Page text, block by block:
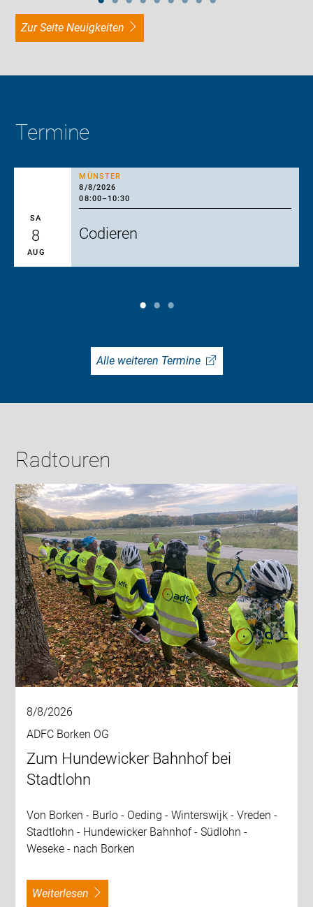
zur Seite Neuigkeiten
Termine
MÜNSTER
8/8/2026
08:00–10:30
SA
8
AUG
Codieren
Alle weiteren Termine
Radtouren
8/8/2026
ADFC Borken OG
Zum Hundewicker Bahnhof bei
Stadtlohn
Von Borken - Burlo - Oeding - Winterswijk - Vreden -
Stadtlohn - Hundewicker Bahnhof - Südlohn -
Weseke - nach Borken
weiterlesen